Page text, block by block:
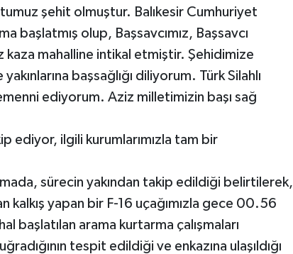
şehit olmuştur. Balıkesir Cumhuriyet
başlatmış olup, Başsavcımız, Başsavcı
kaza mahalline intikal etmiştir. Şehidimize
başsağlığı diliyorum. Türk Silahlı
ediyorum. Aziz milletimizin başı sağ
ediyor, ilgili kurumlarımızla tam bir
sürecin yakından takip edildiği belirtilerek,
kalkış yapan bir F-16 uçağımızla gece 00.56
başlatılan arama kurtarma çalışmaları
tespit edildiği ve enkazına ulaşıldığı